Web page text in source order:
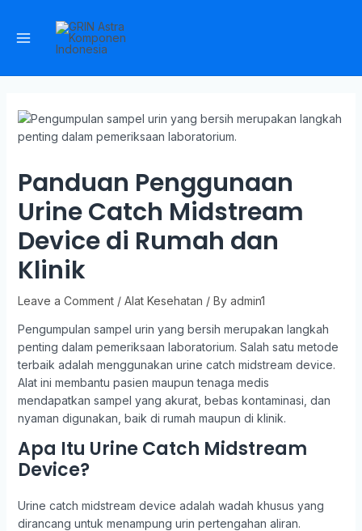
Panduan Penggunaan
Urine Catch Midstream
Device di Rumah dan
Klinik
Leave a Comment / Alat Kesehatan / By admin1
Pengumpulan sampel urin yang bersih merupakan langkah
penting dalam pemeriksaan laboratorium. Salah satu metode
terbaik adalah menggunakan urine catch midstream device.
Alat ini membantu pasien maupun tenaga medis
mendapatkan sampel yang akurat, bebas kontaminasi, dan
nyaman digunakan, baik di rumah maupun di klinik.
Apa Itu Urine Catch Midstream
Device?
Urine catch midstream device adalah wadah khusus yang
dirancang untuk menampung urin pertengahan aliran.